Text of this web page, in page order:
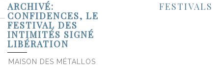
ARCHIVÉ:
CONFIDENCES, LE
FESTIVAL DES
INTIMITÉS SIGNÉ
LIBÉRATION
FESTIVALS
MAISON DES MÉTALLOS